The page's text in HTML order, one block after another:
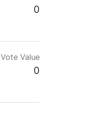
0
Vote Value
0